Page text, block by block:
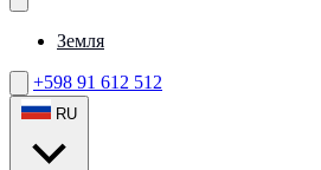
Земля
+598 91 612 512
RU